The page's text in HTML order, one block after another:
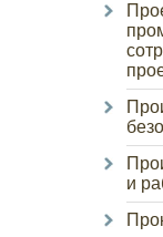
и